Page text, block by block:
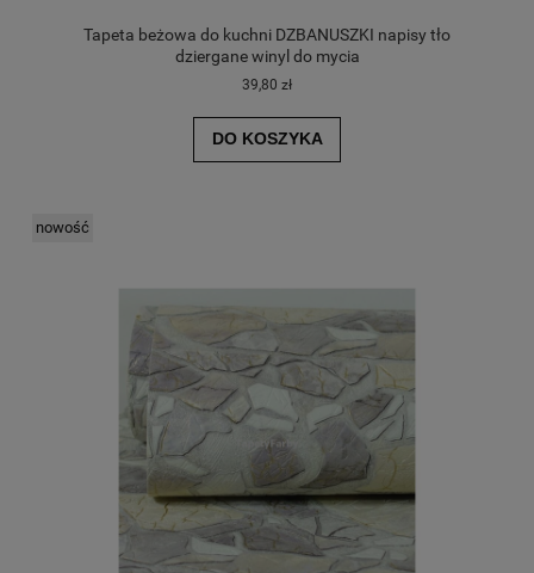
Tapeta beżowa do kuchni DZBANUSZKI napisy tło
dziergane winyl do mycia
39,80 zł
DO KOSZYKA
nowość